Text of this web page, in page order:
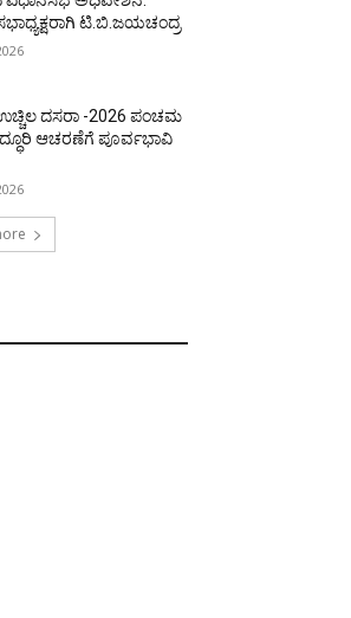
ಟಿ.ಬಿ.ಜಯಚಂದ್ರ
ದಸರಾ -2026 ಪಂಚಮ
ಆಚರಣೆಗೆ ಪೂರ್ವಭಾವಿ